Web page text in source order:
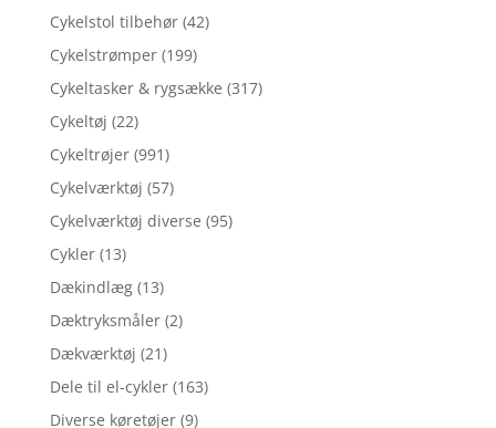
Cykelstol tilbehør (42)
Cykelstrømper (199)
Cykeltasker & rygsække (317)
Cykeltøj (22)
Cykeltrøjer (991)
Cykelværktøj (57)
Cykelværktøj diverse (95)
Cykler (13)
Dækindlæg (13)
Dæktryksmåler (2)
Dækværktøj (21)
Dele til el-cykler (163)
Diverse køretøjer (9)